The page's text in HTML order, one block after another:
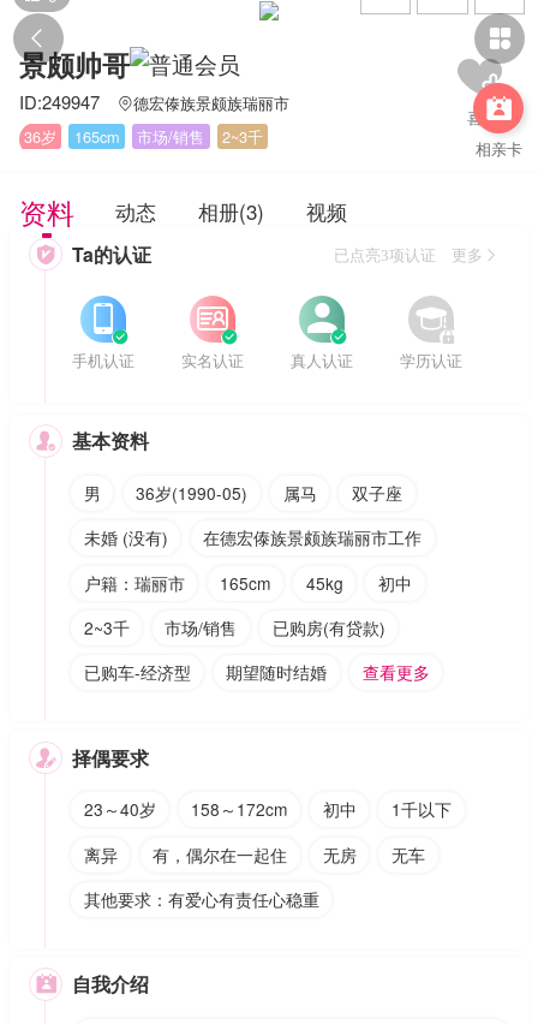
 

相亲卡
景颇帅哥
ID:249947 德宏傣族景颇族瑞丽市
36岁
165cm 市场/销售 2~3千
资料 动态 相册(3) 视频
 Ta的认证 已点亮3项认证 更多


手机认证


实名认证


真人认证


学历认证
 基本资料
男 36岁(1990-05) 属马
双子座
未婚 (没有)
在德宏傣族景颇族瑞丽市工作
户籍：瑞丽市
165cm 45kg
初中
2~3千
市场/销售
已购房(有贷款)
已购车-经济型
期望随时结婚 查看更多
 择偶要求
23～40岁 158～172cm 初中
1千以下
离异
有，偶尔在一起住 无房
无车
其他要求：有爱心有责任心稳重
 自我介绍